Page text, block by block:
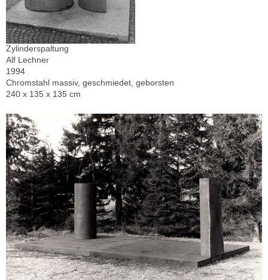
Zylinderspaltung
Alf Lechner
1994
Chromstahl massiv, geschmiedet, geborsten
240 x 135 x 135 cm